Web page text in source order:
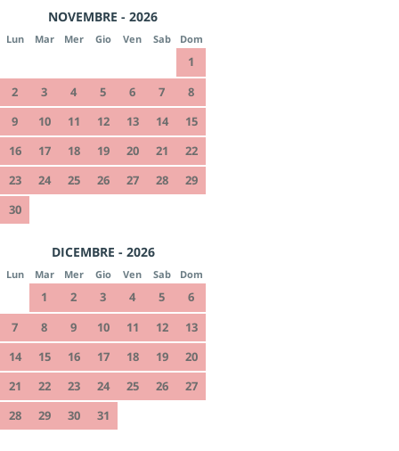
NOVEMBRE - 2026
Lun Mar Mer Gio Ven Sab Dom
1
2
3 4 5 6 7
8
9
10 11 12 13 14
15
16
17 18 19 20 21
22
23
24 25 26 27 28
29
30
DICEMBRE - 2026
Lun Mar Mer Gio Ven Sab Dom
1 2 3 4 5
6
7
8 9 10 11 12
13
14
15 16 17 18 19
20
21
22 23 24 25 26
27
28
29 30 31